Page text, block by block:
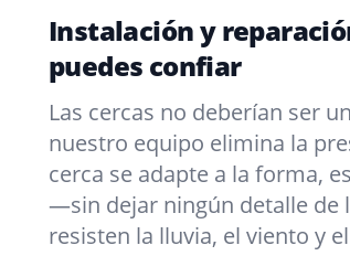
Instalación y
puedes confiar
Las cercas no deberían ser
nuestro equipo elimina la
cerca se adapte a la forma,
—sin dejar ningún detalle de
resisten la lluvia, el viento y